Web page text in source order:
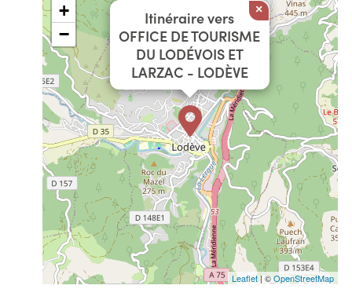
Itinéraire vers
OFFICE DE TOURISME
DU LODÉVOIS ET
LARZAC - LODÈVE
×
+
−
Leaflet| ©OpenStreetMap